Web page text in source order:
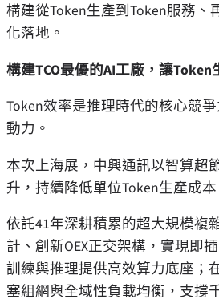
構建從Token生產到Token服務
化落地。
構建TCO最優的AI工廠，讓
Token效率是推理時代的核心競
動力。
本次上海展，中興通訊以智算超
升，持續降低單位Token生產成本
依託41年深耕積累的超大規模複
計、創新OEX正交架構，實現即
訓練與推理提供高效算力底座；
塞組網與全域性負載均衡，支撐